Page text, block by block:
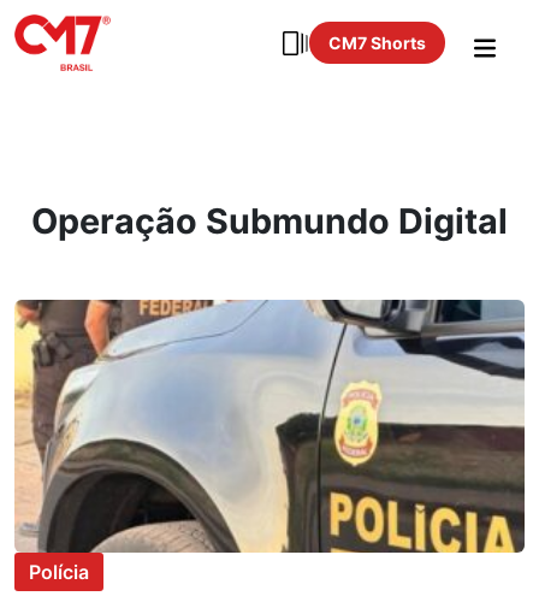
CM7 Shorts
Operação Submundo Digital
Polícia